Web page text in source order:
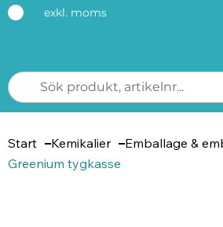
exkl. moms
Start Kemikalier
Emballage &
Greenium tygkasse